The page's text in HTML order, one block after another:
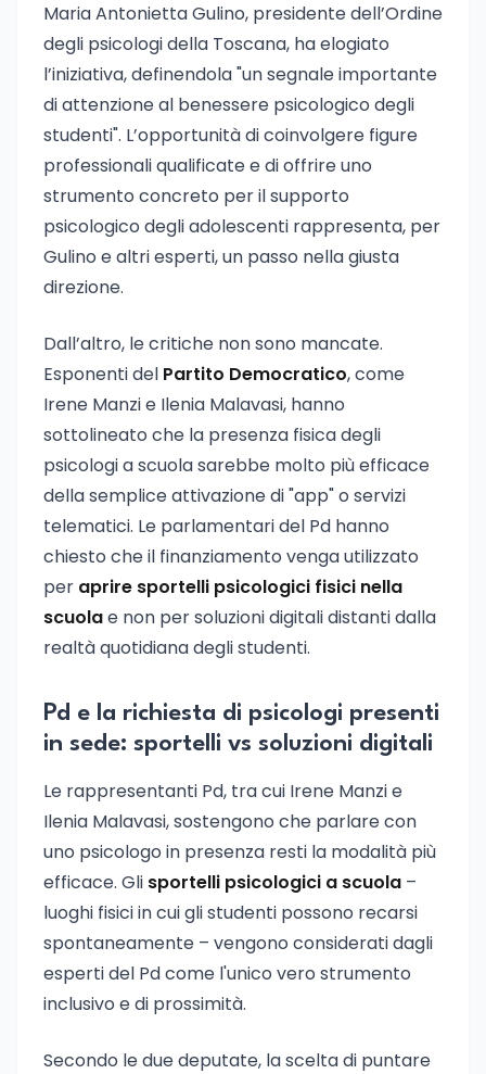
Maria Antonietta Gulino, presidente dell’Ordine
degli psicologi della Toscana, ha elogiato
l’iniziativa, definendola "un segnale importante
di attenzione al benessere psicologico degli
studenti". L’opportunità di coinvolgere figure
professionali qualificate e di offrire uno
strumento concreto per il supporto
psicologico degli adolescenti rappresenta, per
Gulino e altri esperti, un passo nella giusta
direzione.
Dall’altro, le critiche non sono mancate.
Esponenti del Partito Democratico, come
Irene Manzi e Ilenia Malavasi, hanno
sottolineato che la presenza fisica degli
psicologi a scuola sarebbe molto più efficace
della semplice attivazione di "app" o servizi
telematici. Le parlamentari del Pd hanno
chiesto che il finanziamento venga utilizzato
per aprire sportelli psicologici fisici nella
scuolae non per soluzioni digitali distanti dalla
realtà quotidiana degli studenti.
Pd e la richiesta di psicologi presenti
in sede: sportelli vs soluzioni digitali
Le rappresentanti Pd, tra cui Irene Manzi e
Ilenia Malavasi, sostengono che parlare con
uno psicologo in presenza resti la modalità più
efficace. Gli sportelli psicologici a scuola –
luoghi fisici in cui gli studenti possono recarsi
spontaneamente – vengono considerati dagli
esperti del Pd come l'unico vero strumento
inclusivo e di prossimità.
Secondo le due deputate, la scelta di puntare